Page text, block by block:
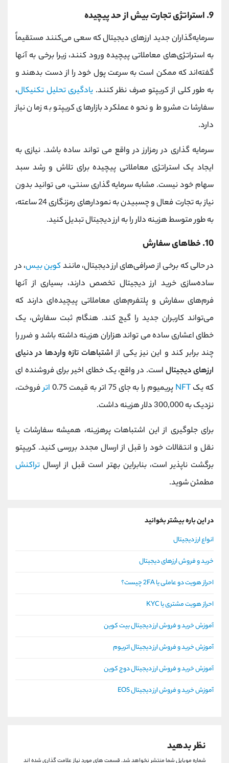
9. استراتژی تجارت بیش از حد پیچیده
سرمایه‌گذاران جدید ارزهای دیجیتال که سعی می‌کنند مستقیماً
به استراتژی‌های معاملاتی پیچیده ورود کنند، زیرا برخی به آنها
گفته‌اند که ممکن است به سرعت پول خود را از دست بدهند و
به طور کلی از کریپتو صرف نظر کنند. یادگیری تحلیل تکنیکال،
سفارشات مشروط و نحوه عملکرد بازارهای کریپتو به زمان نیاز
دارد.
سرمایه گذاری در رمزارز در واقع می تواند ساده باشد. نیازی به
ایجاد یک استراتژی معاملاتی پیچیده برای تلاش و رشد سبد
سهام خود نیست. مشابه سرمایه گذاری سنتی، می توانید بدون
نیاز به تجارت فعال و چسبیدن به نمودارهای رمزنگاری 24 ساعته،
به طور متوسط هزینه دلار را به ارز دیجیتال تبدیل کنید.
10. خطاهای سفارش
در حالی که برخی از صرافی‌های ارز دیجیتال، مانندکوین‌ بیس، در
ساده‌سازی خرید ارز دیجیتال تخصص دارند، بسیاری از آنها
فرم‌های سفارش و پلتفرم‌های معاملاتی پیچیده‌ای دارند که
می‌تواند کاربران جدید را گیج کند. هنگام ثبت سفارش، یک
خطای اعشاری ساده می تواند هزاران هزینه داشته باشد و ضرر را
چند برابر کند و این نیز یکی ازاشتباهات تازه واردها در دنیای
ارزهای دیجیتالاست. در واقع، یک خطای اخیر برای فروشنده ای
که یک NFT پریمیوم را به جای 75 اتر به قیمت 0.75 اترفروخت،
نزدیک به 300,000 دلار هزینه داشت.
برای جلوگیری از این اشتباهات پرهزینه، همیشه سفارشات یا
نقل و انتقالات خود را قبل از ارسال مجدد بررسی کنید. کریپتو
برگشت ناپذیر است، بنابراین بهتر است قبل از ارسال تراکنش
مطمئن شوید.
در این باره بیشتر بخوانید
انواع ارز دیجیتال
خرید و فروش ارزهای دیجیتال
احراز هویت دو عاملی یا 2FA چیست؟
احراز هویت مشتری یا KYC
آموزش خرید و فروش ارز دیجیتال بیت کوین
آموزش خرید و فروش ارز دیجیتال اتریوم
آموزش خرید و فروش ارز دیجیتال دوج کوین
آموزش خرید و فروش ارز دیجیتال EOS
نظر بدهید